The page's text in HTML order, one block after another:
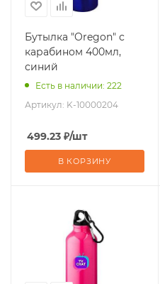
Бутылка "Oregon" с
карабином 400мл,
синий
Есть в наличии: 222
Артикул: K-10000204
499.23 ₽/шт
В КОРЗИНУ